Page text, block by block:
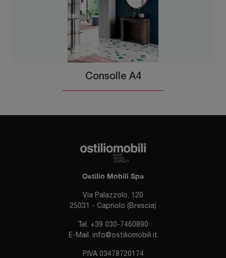
Consolle A4
Ostilio Mobili Spa
Via Palazzolo, 120
25031 - Capriolo (Brescia)
Tel. +39 030-7460890
E-Mail. info@ostiliomobili.it
P.IVA 03478720174